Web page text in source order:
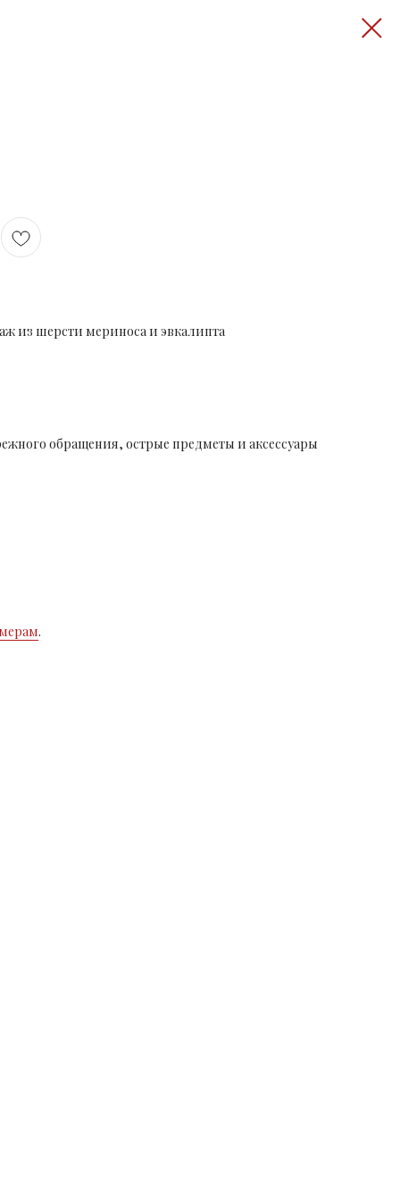
из шерсти мериноса и эвкалипта
обращения, острые предметы и аксессуары
.